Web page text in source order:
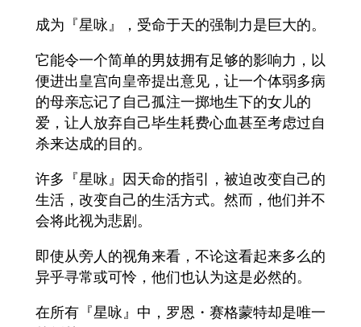
成为『星咏』，受命于天的强制力是巨大的。
它能令一个简单的男妓拥有足够的影响力，以
便进出皇宫向皇帝提出意见，让一个体弱多病
的母亲忘记了自己孤注一掷地生下的女儿的
爱，让人放弃自己毕生耗费心血甚至考虑过自
杀来达成的目的。
许多『星咏』因天命的指引，被迫改变自己的
生活，改变自己的生活方式。然而，他们并不
会将此视为悲剧。
即使从旁人的视角来看，不论这看起来多么的
异乎寻常或可怜，他们也认为这是必然的。
在所有『星咏』中，罗恩・赛格蒙特却是唯一